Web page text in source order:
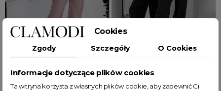
Dodaj do koszyka
XL
Cookies
Zgody Szczegóły O Cookies
Informacje dotyczące plików cookies
Ta witryna korzysta z własnych plików cookie, aby zapewnić Ci